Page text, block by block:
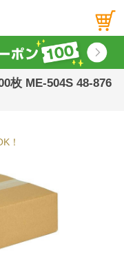
枚 ME-504S 48-876
！